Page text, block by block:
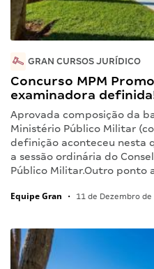
GRAN CURSOS JURÍDICO
Concurso MPM
examinadora
Aprovada composição da
Ministério Público Militar
definição aconteceu nesta
a sessão ordinária do
Público Militar.Outro ponto
Equipe Gran • 11 de Dezembro de